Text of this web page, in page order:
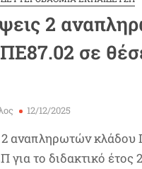
2
σε
12/12/2025
αναπληρωτών κλάδου
για το διδακτικό έτος